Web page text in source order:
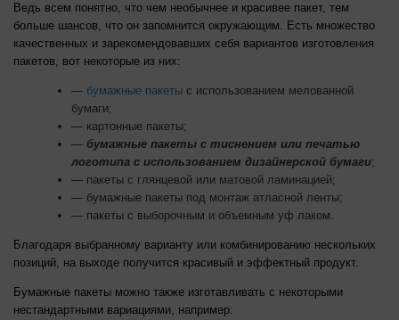
Ведь всем понятно, что чем необычнее и красивее пакет, тем
больше шансов, что он запомнится окружающим. Есть множество
качественных и зарекомендовавших себя вариантов изготовления
пакетов, вот некоторые из них:
— бумажные пакеты с использованием мелованной
бумаги;
— картонные пакеты;
— бумажные пакеты с тиснением или печатью
логотипа с использованием дизайнерской бумаги;
— пакеты с глянцевой или матовой ламинацией;
— бумажные пакеты под монтаж атласной ленты;
— пакеты с выборочным и объемным уф лаком.
Благодаря выбранному варианту или комбинированию нескольких
позиций, на выходе получится красивый и эффектный продукт.
Бумажные пакеты можно также изготавливать с некоторыми
нестандартными вариациями, например: